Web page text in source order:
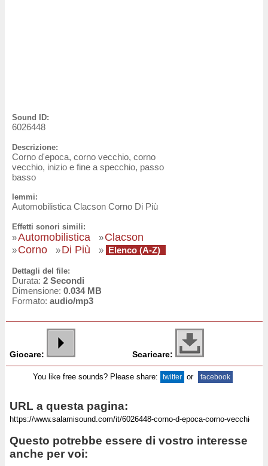
Sound ID:
6026448
Descrizione:
Corno d'epoca, corno vecchio, corno
vecchio, inizio e fine a specchio, passo
basso
lemmi:
Automobilistica Clacson Corno Di Più
Effetti sonori simili:
»Automobilistica »Clacson
»Corno »Di Più » Elenco (A-Z)
Dettagli del file:
Durata: 2 Secondi
Dimensione: 0.034 MB
Formato: audio/mp3
Giocare: Scaricare:
You like free sounds? Please share: twitter or facebook
URL a questa pagina:
Questo potrebbe essere di vostro interesse
anche per voi: